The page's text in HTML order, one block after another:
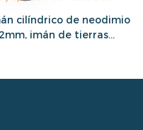
cilíndrico de neodimio
imán de tierras
industriales.